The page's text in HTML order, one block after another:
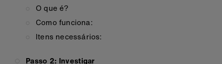
O que é?
Como funciona:
Itens necessários:
Passo 2: Investigar